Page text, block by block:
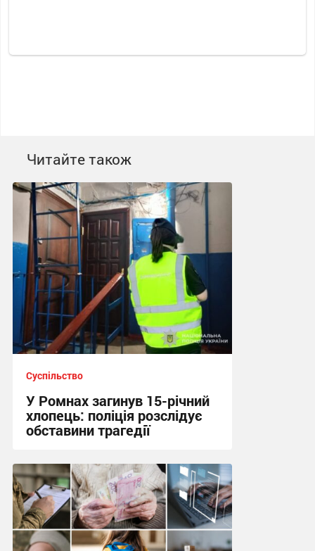
Читайте також
Суспільство
У Ромнах загинув 15-річний
хлопець: поліція розслідує
обставини трагедії
10:13 вчора